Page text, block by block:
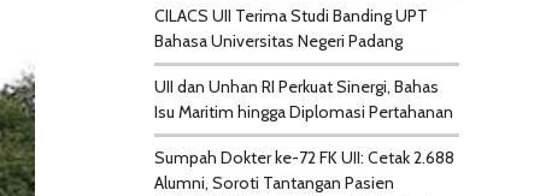
CILACS UII Terima Studi Banding UPT
Bahasa Universitas Negeri Padang
UII dan Unhan RI Perkuat Sinergi, Bahas
Isu Maritim hingga Diplomasi Pertahanan
Sumpah Dokter ke-72 FK UII: Cetak 2.688
Alumni, Soroti Tantangan Pasien